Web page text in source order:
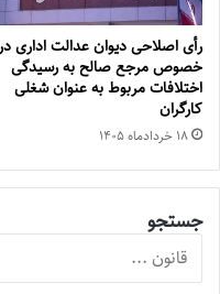
رأی اصلاحی دیوان عدالت اداری در
خصوص مرجع صالح به رسیدگی
اختلافات مربوط به عنوان شغلی
کارگران
۱۸ خرداد‌ماه ۱۴۰۵
جستجو